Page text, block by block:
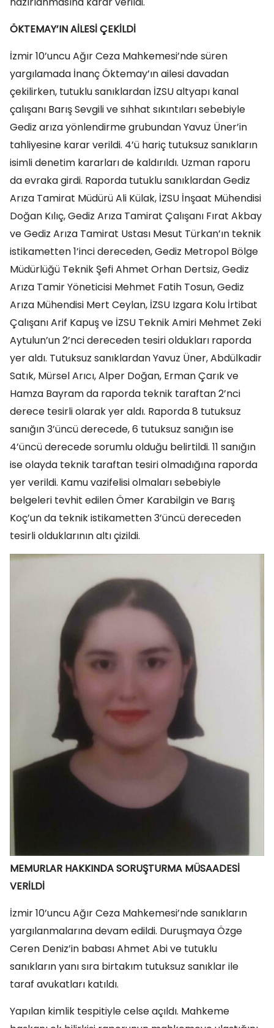
ÖKTEMAY’IN AİLESİ ÇEKİLDİ
İzmir 10’uncu Ağır Ceza Mahkemesi’nde süren
yargılamada İnanç Öktemay’ın ailesi davadan
çekilirken, tutuklu sanıklardan İZSU altyapı kanal
çalışanı Barış Sevgili ve sıhhat sıkıntıları sebebiyle
Gediz arıza yönlendirme grubundan Yavuz Üner’in
tahliyesine karar verildi. 4’ü hariç tutuksuz sanıkların
isimli denetim kararları de kaldırıldı. Uzman raporu
da evraka girdi. Raporda tutuklu sanıklardan Gediz
Arıza Tamirat Müdürü Ali Külak, İZSU İnşaat Mühendisi
Doğan Kılıç, Gediz Arıza Tamirat Çalışanı Fırat Akbay
ve Gediz Arıza Tamirat Ustası Mesut Türkan’ın teknik
istikametten 1’inci dereceden, Gediz Metropol Bölge
Müdürlüğü Teknik Şefi Ahmet Orhan Dertsiz, Gediz
Arıza Tamir Yöneticisi Mehmet Fatih Tosun, Gediz
Arıza Mühendisi Mert Ceylan, İZSU Izgara Kolu İrtibat
Çalışanı Arif Kapuş ve İZSU Teknik Amiri Mehmet Zeki
Aytulun’un 2’nci dereceden tesiri oldukları raporda
yer aldı. Tutuksuz sanıklardan Yavuz Üner, Abdülkadir
Satık, Mürsel Arıcı, Alper Doğan, Erman Çarık ve
Hamza Bayram da raporda teknik taraftan 2’nci
derece tesirli olarak yer aldı. Raporda 8 tutuksuz
sanığın 3’üncü derecede, 6 tutuksuz sanığın ise
4’üncü derecede sorumlu olduğu belirtildi. 11 sanığın
ise olayda teknik taraftan tesiri olmadığına raporda
yer verildi. Kamu vazifelisi olmaları sebebiyle
belgeleri tevhit edilen Ömer Karabilgin ve Barış
Koç’un da teknik istikametten 3’üncü dereceden
tesirli olduklarının altı çizildi.
MEMURLAR HAKKINDA SORUŞTURMA MÜSAADESİ
VERİLDİ
İzmir 10’uncu Ağır Ceza Mahkemesi’nde sanıkların
yargılanmalarına devam edildi. Duruşmaya Özge
Ceren Deniz’in babası Ahmet Abi ve tutuklu
sanıkların yanı sıra birtakım tutuksuz sanıklar ile
taraf avukatları katıldı.
Yapılan kimlik tespitiyle celse açıldı. Mahkeme